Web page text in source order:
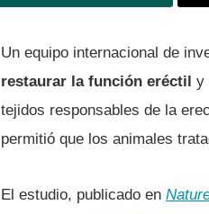
Un equipo internacional de
restaurar la función eréctil y
tejidos responsables de la
permitió que los animales
El estudio, publicado en